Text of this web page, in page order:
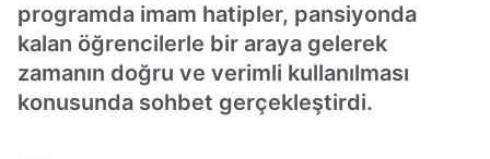
programda imam hatipler, pansiyonda
kalan öğrencilerle bir araya gelerek
zamanın doğru ve verimli kullanılması
konusunda sohbet gerçekleştirdi.